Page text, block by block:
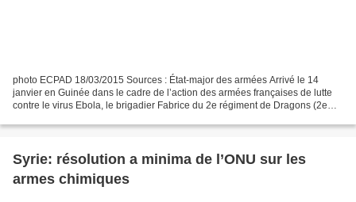
photo ECPAD 18/03/2015 Sources : État-major des armées Arrivé le 14
janvier en Guinée dans le cadre de l’action des armées françaises de lutte
contre le virus Ebola, le brigadier Fabrice du 2e régiment de Dragons (2e
Syrie: résolution a minima de l’ONU sur les
armes chimiques